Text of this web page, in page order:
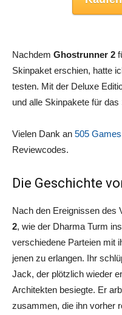
Nachdem Ghostrunner 2
Skinpaket erschien, hatte
testen. Mit der Deluxe
und alle Skinpakete für das
Vielen Dank an 505 Games
Reviewcodes.
Die Geschichte
Nach den Ereignissen des
2, wie der Dharma Turm
verschiedene Parteien mit
jenen zu erlangen. Ihr
Jack, der plötzlich wieder
Architekten besiegte. Er
zusammen, die ihn vorher